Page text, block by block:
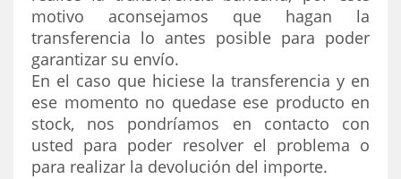
motivo aconsejamos que hagan la
transferencia lo antes posible para poder
garantizar su envío.
En el caso que hiciese la transferencia y en
ese momento no quedase ese producto en
stock, nos pondríamos en contacto con
usted para poder resolver el problema o
para realizar la devolución del importe.